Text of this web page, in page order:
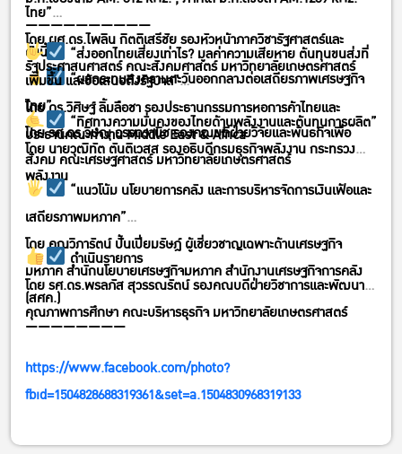
——————————
ดังนี้
“ผลกระทบสงครามตะวันออกกลางต่อเสถียรภาพเศรษฐกิจ
ไทย”
โดย รศ.ดร.วิษณุ อรรถวานิช รองคณบดีฝ่ายวิจัยและพันธกิจเพื่อ
สังคม คณะเศรษฐศาสตร์ มหาวิทยาลัยเกษตรศาสตร์
ไทย”
โดย ผศ.ดร.ไพลิน กิตติเสรีชัย รองหัวหน้าภาควิชารัฐศาสตร์และ
รัฐประศาสนศาสตร์ คณะสังคมศาสตร์ มหาวิทยาลัยเกษตรศาสตร์
“ส่งออกไทยเสี่ยงเท่าไร? มูลค่าความเสียหาย ต้นทุนขนส่งที่
เพิ่มขึ้น และข้อเสนอถึงรัฐบาล”
โดย ดร.วิศิษฐ์ ลิ้มลือชา รองประธานกรรมการหอการค้าไทยและ
ประธานคณะทำงาน Middle East & Africa
“ทิศทางความมั่นคงของไทยด้านพลังงานและต้นทุนการผลิต”
โดย นายวุฒิทัต ตันติเวสส รองอธิบดีกรมธุรกิจพลังงาน กระทรวง
พลังงาน
“แนวโน้ม นโยบายการคลัง และการบริหารจัดการเงินเฟ้อและ
เสถียรภาพมหภาค”
โดย คุณวิภารัตน์ ปั้นเปี่ยมรัษฎ์ ผู้เชี่ยวชาญเฉพาะด้านเศรษฐกิจ
มหภาค สำนักนโยบายเศรษฐกิจมหภาค สำนักงานเศรษฐกิจการคลัง
(สศค.)
ดำเนินรายการ
โดย รศ.ดร.พรลภัส สุวรรณรัตน์ รองคณบดีฝ่ายวิชาการและพัฒนา
คุณภาพการศึกษา คณะบริหารธุรกิจ มหาวิทยาลัยเกษตรศาสตร์
————————
https://www.facebook.com/photo?
fbid=1504828688319361&set=a.1504830968319133